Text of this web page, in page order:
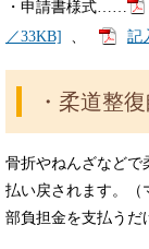
・申請書様式……
／33KB]
、 記
・柔道整
骨折やねんざなどで
払い戻されます。（
部負担金を支払うだ